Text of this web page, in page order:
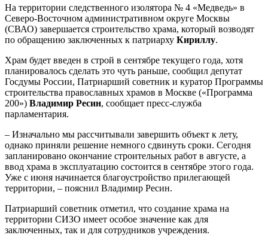
На территории следственного изолятора № 4 «Медведь» в
Северо-Восточном административном округе Москвы
(СВАО) завершается строительство храма, который возводят
по обращению заключенных к патриарху Кириллу.
Храм будет введен в строй в сентябре текущего года, хотя
планировалось сделать это чуть раньше, сообщил депутат
Госдумы России, Патриарший советник и куратор Программы
строительства православных храмов в Москве («Программа
200») Владимир Ресин, сообщает пресс-служба
парламентария.
– Изначально мы рассчитывали завершить объект к лету,
однако приняли решение немного сдвинуть сроки. Сегодня
запланировано окончание строительных работ в августе, а
ввод храма в эксплуатацию состоится в сентябре этого года.
Уже с июня начинается благоустройство прилегающей
территории, – пояснил Владимир Ресин.
Патриарший советник отметил, что создание храма на
территории СИЗО имеет особое значение как для
заключенных, так и для сотрудников учреждения.